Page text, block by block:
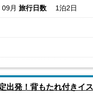
月 旅行日数 1泊2日
定出発！背もたれ付き